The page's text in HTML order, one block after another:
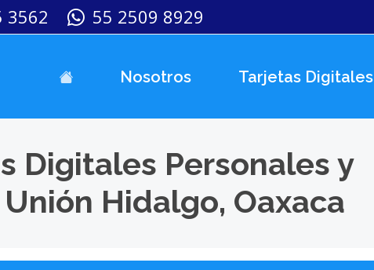
3562 55 2509 8929
Nosotros Tarjetas Digitales
Digitales Personales y
Hidalgo, Oaxaca